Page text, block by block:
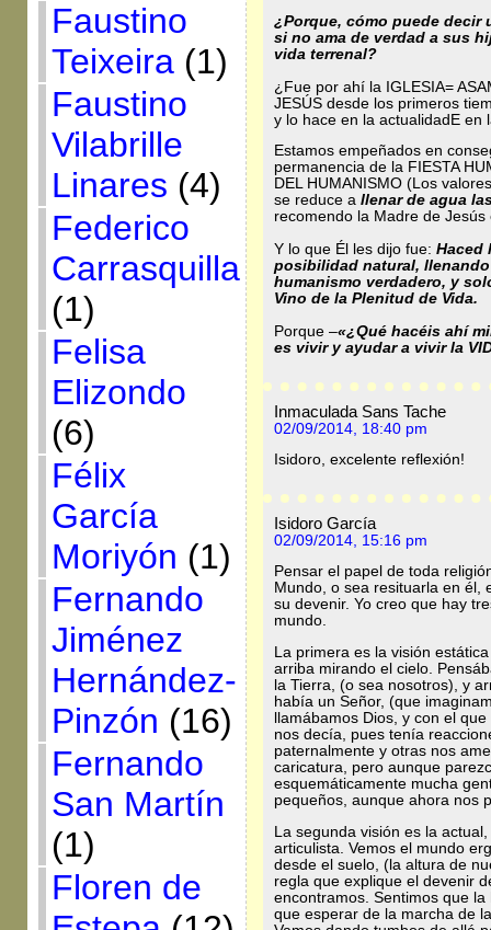
Faustino
Teixeira(1)
Faustino
Vilabrille
Linares (4)
Federico
Carrasquilla
(1)
Felisa
Elizondo
(6)
Félix
García
Moriyón (1)
Fernando
Jiménez
Hernández-
Pinzón (16)
Fernando
San Martín
(1)
Floren de
¿Porque, cómo puede decir
si no ama de verdad a sus
vida terrenal?
¿Fue por ahí la IGLESIA=
JESÚS desde los primeros
y lo hace en la actualidadE en
Estamos empeñados en
permanencia de la FIESTA
DEL HUMANISMO (Los
se reduce a llenar de agua
recomendo la Madre de Jesús
Y lo que Él les dijo fue: Haced
posibilidad natural,
humanismo verdadero, y
Vino de la Plenitud de Vida.
Porque –«¿Qué hacéis ahí
es vivir y ayudar a vivir la
Inmaculada Sans Tache
02/09/2014, 18:40 pm
Isidoro, excelente reflexión!
Isidoro García
02/09/2014, 15:16 pm
Pensar el papel de toda
Mundo, o sea resituarla en él,
su devenir. Yo creo que hay
mundo.
La primera es la visión
arriba mirando el cielo.
la Tierra, (o sea nosotros), y
había un Señor, (que
llamábamos Dios, y con el
nos decía, pues tenía
paternalmente y otras nos
caricatura, pero aunque
esquemáticamente mucha
pequeños, aunque ahora nos
La segunda visión es la
articulista. Vemos el mundo
desde el suelo, (la altura de
regla que explique el devenir
encontramos. Sentimos que
que esperar de la marcha de